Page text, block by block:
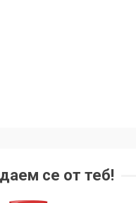
се от теб!